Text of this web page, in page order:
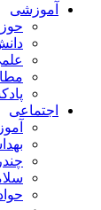
آموزشی
اجتماعی